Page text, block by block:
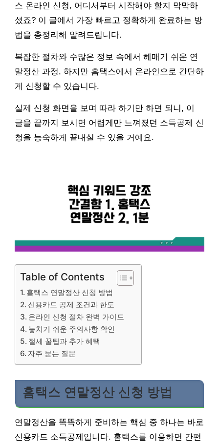
스 온라인 신청, 어디서부터 시작해야 할지 막막하
셨죠? 이 글에서 가장 빠르고 정확하게 완료하는 방
법을 총정리해 알려드립니다.
복잡한 절차와 수많은 정보 속에서 헤매기 쉬운 연
말정산 과정, 하지만 홈택스에서 온라인으로 간단하
게 신청할 수 있습니다.
실제 신청 화면을 보며 따라 하기만 하면 되니, 이
글을 끝까지 보시면 어렵게만 느껴졌던 소득공제 신
청을 능숙하게 끝내실 수 있을 거예요.
Table of Contents
홈택스 연말정산 신청 방법
신용카드 공제 조건과 한도
온라인 신청 절차 완벽 가이드
놓치기 쉬운 주의사항 확인
절세 꿀팁과 추가 혜택
자주 묻는 질문
홈택스 연말정산 신청 방법
연말정산을 똑똑하게 준비하는 핵심 중 하나는 바로
신용카드 소득공제입니다. 홈택스를 이용하면 간편